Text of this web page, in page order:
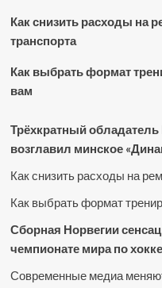
Как снизить расходы на
транспорта
Как выбрать формат
вам
Трёхкратный
возглавил минское
Как снизить расходы на
Как выбрать формат
Сборная Норвегии
чемпионате мира по
Современные медиа